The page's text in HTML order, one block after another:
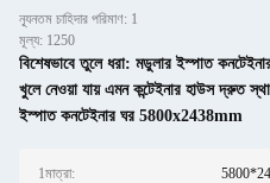
ন্যূনতম চাহিদার পরিমাণ: 1
মূল্য: 1250
বিশেষভাবে তুলে ধরা: মডুলার ইস্পাত
খুলে নেওয়া যায় এমন কন্টেইনার হাউস দ্রুত
ইস্পাত কনটেইনার ঘর 5800x2438mm
1মাত্রা: